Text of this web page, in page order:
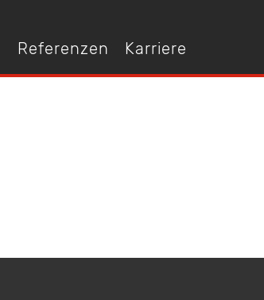
Referenzen Karriere